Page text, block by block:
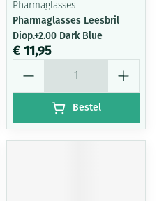
Pharmaglasses
Pharmaglasses Leesbril
Diop.+2.00 Dark Blue
€ 11,95
Bestel